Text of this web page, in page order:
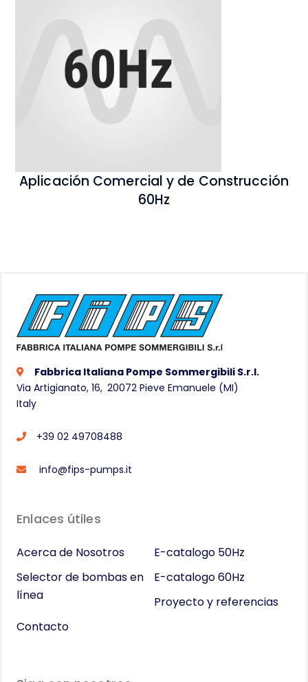
Aplicación Comercial y de Construcción
60Hz
Fabbrica Italiana Pompe Sommergibili S.r.l.
Via Artigianato, 16, 20072Pieve Emanuele (MI)
Italy
+39 02 49708488
info@fips-pumps.it
Enlaces útiles
Acerca de Nosotros
E-catalogo 50Hz
Selector de bombas en
línea
E-catalogo 60Hz
Proyecto y referencias
Contacto